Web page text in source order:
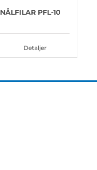
NÅLFILAR PFL-10
Detaljer